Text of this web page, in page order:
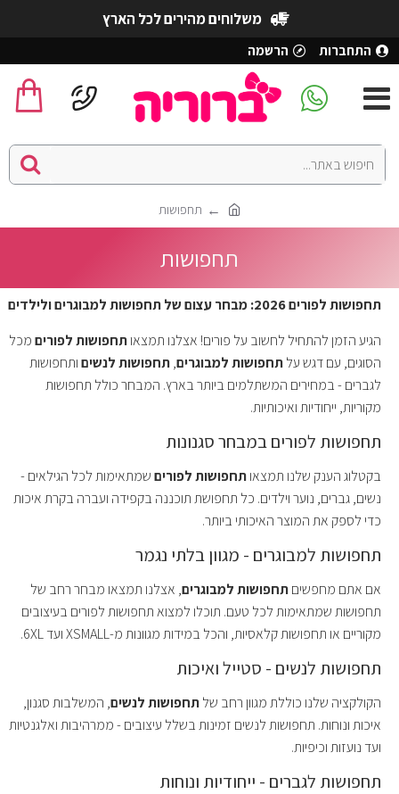
משלוחים מהירים לכל הארץ
התחברות הרשמה
תחפושות
תחפושות
תחפושות לפורים 2026: מבחר עצום של תחפושות למבוגרים ולילדים
הגיע הזמן להתחיל לחשוב על פורים! אצלנו תמצאותחפושות לפוריםמכל
הסוגים, עם דגש עלתחפושות למבוגרים,תחפושות לנשיםותחפושות
לגברים - במחירים המשתלמים ביותר בארץ. המבחר כולל תחפושות
מקוריות, ייחודיות ואיכותיות.
תחפושות לפורים במבחר סגנונות
בקטלוג הענק שלנו תמצאותחפושות לפוריםשמתאימות לכל הגילאים -
נשים, גברים, נוער וילדים. כל תחפושת תוכננה בקפידה ועברה בקרת איכות
כדי לספק את המוצר האיכותי ביותר.
תחפושות למבוגרים - מגוון בלתי נגמר
אם אתם מחפשיםתחפושות למבוגרים, אצלנו תמצאו מבחר רחב של
תחפושות שמתאימות לכל טעם. תוכלו למצוא תחפושות לפורים בעיצובים
מקוריים או תחפושות קלאסיות, והכל במידות מגוונות מ-XSMALL ועד 6XL.
תחפושות לנשים - סטייל ואיכות
הקולקציה שלנו כוללת מגוון רחב שלתחפושות לנשים, המשלבות סגנון,
איכות ונוחות. תחפושות לנשים זמינות בשלל עיצובים - ממרהיבות ואלגנטיות
ועד נועזות וכיפיות.
תחפושות לגברים - ייחודיות ונוחות